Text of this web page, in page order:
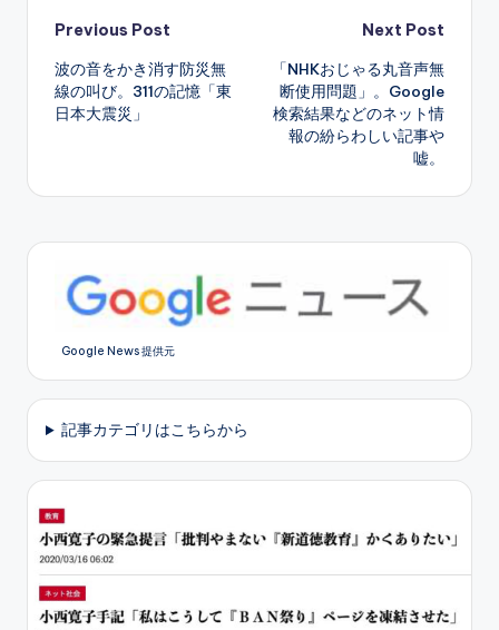
Post
navigation
Previous Post
波の音をかき消す防災無
線の叫び。311の記憶「東
日本大震災」
Next Post
「NHKおじゃる丸音声無
断使用問題」。Google
検索結果などのネット情
報の紛らわしい記事や
嘘。
Google News 提供元
記事カテゴリはこちらから